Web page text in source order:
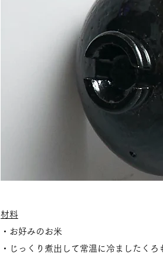
材料
・​お好みのお米
・じっくり煮出して常温に冷ましたくろ